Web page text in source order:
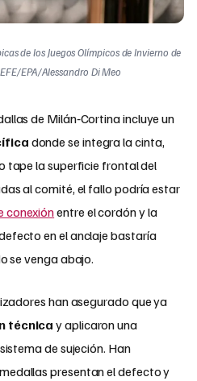
de los Juegos Olímpicos de Invierno de
EPA/Alessandro Di Meo
de Milán‑Cortina incluye un
donde se integra la cinta,
tape la superficie frontal del
al comité, el fallo podría estar
conexiónentre el cordón y la
en el anclaje bastaría
se venga abajo.
han asegurado que ya
técnicay aplicaron una
de sujeción. Han
presentan el defecto y